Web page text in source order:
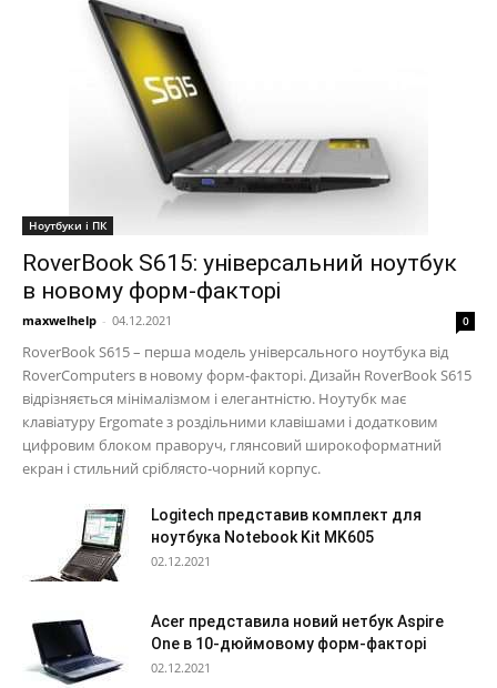
Ноутбуки і ПК
RoverBook S615: універсальний ноутбук
в новому форм-факторі
maxwelhelp - 04.12.2021 0
RoverBook S615 – перша модель універсального ноутбука від
RoverComputers в новому форм-факторі. Дизайн RoverBook S615
відрізняється мінімалізмом і елегантністю. Ноутубк має
клавіатуру Ergomate з роздільними клавішами і додатковим
цифровим блоком праворуч, глянсовий широкоформатний
екран і стильний сріблясто-чорний корпус.
Logitech представив комплект для
ноутбука Notebook Kit MK605
02.12.2021
Acer представила новий нетбук Aspire
One в 10-дюймовому форм-факторі
02.12.2021